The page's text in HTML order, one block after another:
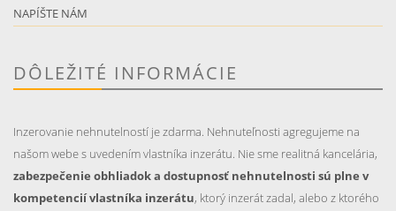
NAPÍŠTE NÁM
DÔLEŽITÉ INFORMÁCIE
Inzerovanie nehnutelností je zdarma. Nehnuteľnosti agregujeme na
našom webe s uvedením vlastníka inzerátu. Nie sme realitná kancelária,
zabezpečenie obhliadok a dostupnosť nehnutelnosti sú plne v
kompetencií vlastníka inzerátu, ktorý inzerát zadal, alebo z ktorého